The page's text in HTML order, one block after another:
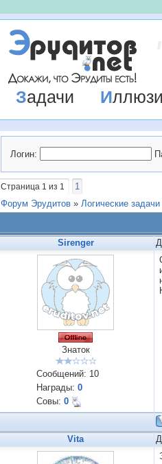
Задачи
Логин:
Страница 1 из 1
1
Форум Эрудитов » Логические
Sirenger
Знаток
Сообщений: 10
Награды: 0
Совы: 0
Vita